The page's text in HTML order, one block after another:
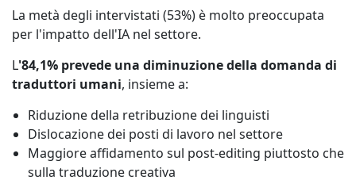
La metà degli intervistati (53%) è molto preoccupata
per l'impatto dell'IA nel settore.
L'84,1% prevede una diminuzione della domanda di
traduttori umani, insieme a:
Riduzione della retribuzione dei linguisti
Dislocazione dei posti di lavoro nel settore
Maggiore affidamento sul post-editing piuttosto che
sulla traduzione creativa